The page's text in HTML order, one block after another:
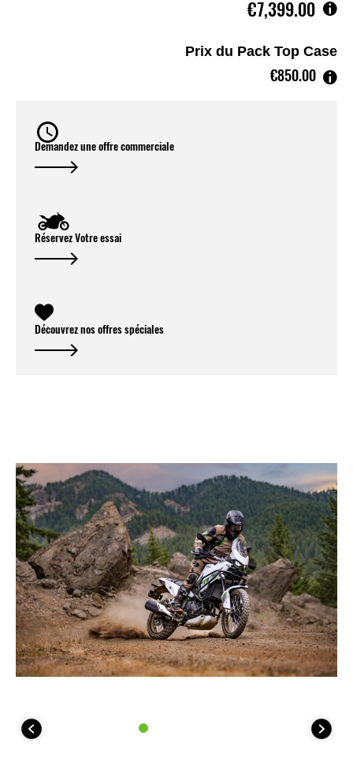
€7,399.00
Prix du Pack Top Case
€850.00
Demandez une offre commerciale
Réservez Votre essai
Découvrez nos offres spéciales